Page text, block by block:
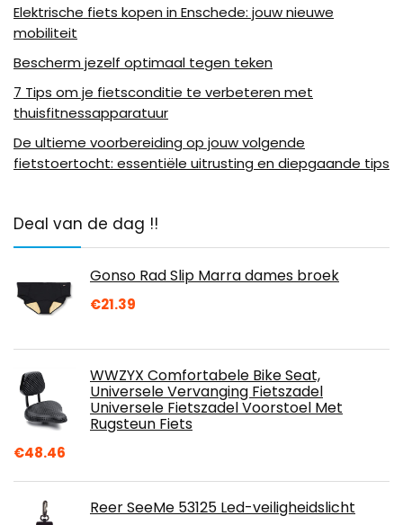
Elektrische fiets kopen in Enschede: jouw nieuwe
mobiliteit
Bescherm jezelf optimaal tegen teken
7 Tips om je fietsconditie te verbeteren met
thuisfitnessapparatuur
De ultieme voorbereiding op jouw volgende
fietstoertocht: essentiële uitrusting en diepgaande tips
Deal van de dag !!
Gonso Rad Slip Marra dames broek
€21.39
WWZYX Comfortabele Bike Seat,
Universele Vervanging Fietszadel
Universele Fietszadel Voorstoel Met
Rugsteun Fiets
€48.46
Reer SeeMe 53125 Led-veiligheidslicht